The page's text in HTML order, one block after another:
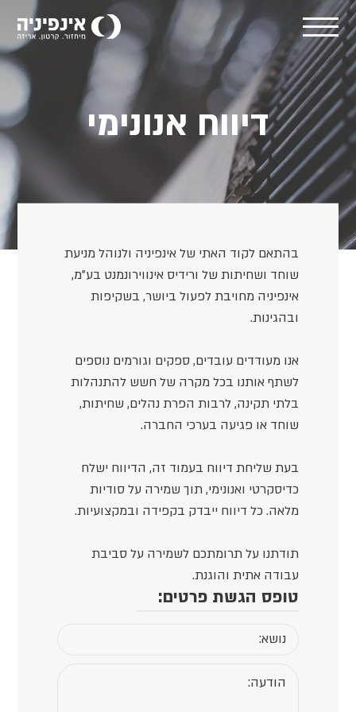
דיווח אנונימי
בהתאם לקוד האתי של אינפיניה ולנוהל מניעת
שוחד ושחיתות של ורידיס אינווירונמנט בע”מ,
אינפיניה מחויבת לפעול ביושר, בשקיפות
ובהגינות.
אנו מעודדים עובדים, ספקים וגורמים נוספים
לשתף אותנו בכל מקרה של חשש להתנהלות
בלתי תקינה, לרבות הפרת נהלים, שחיתות,
שוחד או פגיעה בערכי החברה.
בעת שליחת דיווח בעמוד זה, הדיווח ישלח
כדיסקרטי ואנונימי, תוך שמירה על סודיות
מלאה. כל דיווח ייבדק בקפידה ובמקצועיות.
תודתנו על תרומתכם לשמירה על סביבת
עבודה אתית והוגנת.
טופס הגשת פרטים: